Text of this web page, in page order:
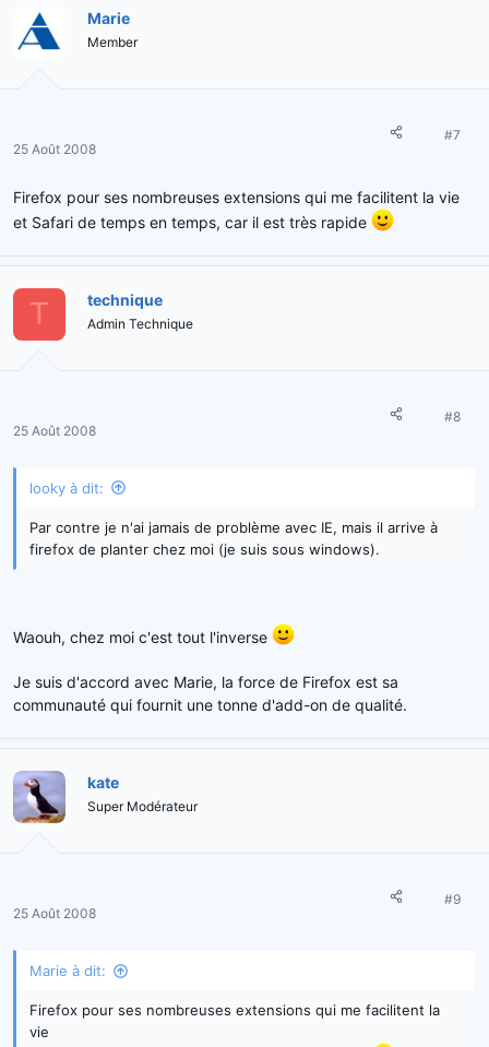
Marie
Member
25 Août 2008
#7
Firefox pour ses nombreuses extensions qui me facilitent la vie
et Safari de temps en temps, car il est très rapide
T technique
Admin Technique
25 Août 2008
#8
looky à dit:
Par contre je n'ai jamais de problème avec IE, mais il arrive à
firefox de planter chez moi (je suis sous windows).
Waouh, chez moi c'est tout l'inverse
Je suis d'accord avec Marie, la force de Firefox est sa
communauté qui fournit une tonne d'add-on de qualité.
kate
Super Modérateur
25 Août 2008
#9
Marie à dit:
Firefox pour ses nombreuses extensions qui me facilitent la
vie